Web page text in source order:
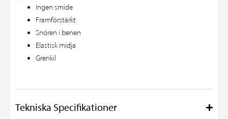
Ingen smide
Framförstärkt
Snören i benen
Elastisk midja
Grenkil
Tekniska Specifikationer